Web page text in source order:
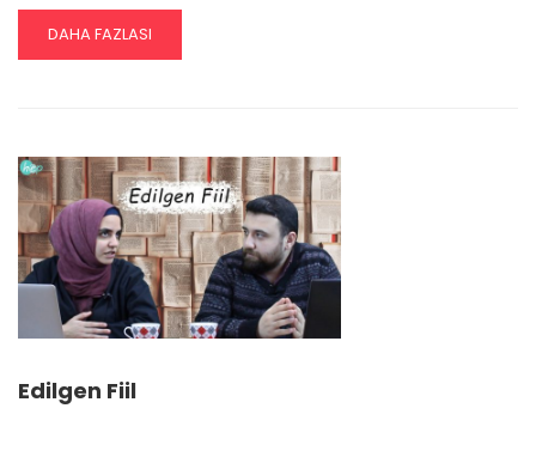
READ
MORE
DAHA FAZLASI
Edilgen Fiil